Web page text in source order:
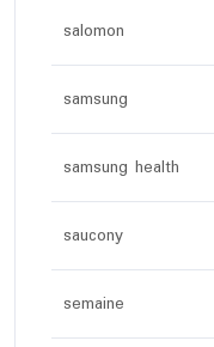
salomon
samsung
samsung health
saucony
semaine